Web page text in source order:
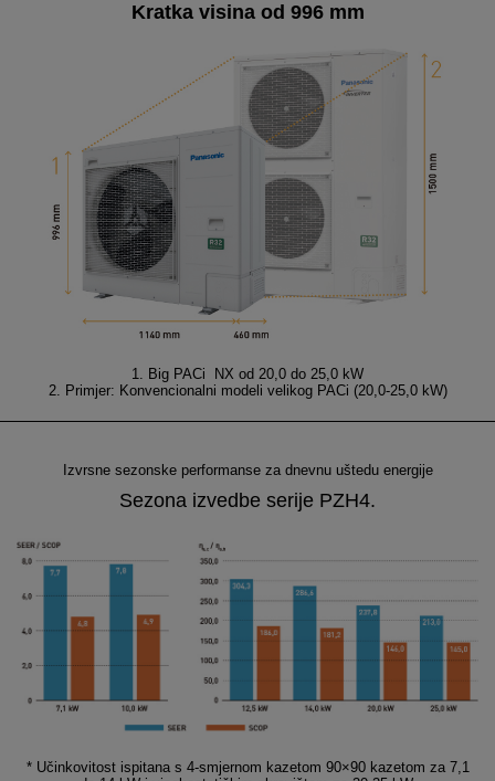
Kratka visina od 996 mm
1. Big PACi NX od 20,0 do 25,0 kW
2. Primjer: Konvencionalni modeli velikog PACi (20,0-25,0 kW)
Izvrsne sezonske performanse za dnevnu uštedu energije
Sezona izvedbe serije PZH4.
* Učinkovitost ispitana s 4-smjernom kazetom 90×90 kazetom za 7,1